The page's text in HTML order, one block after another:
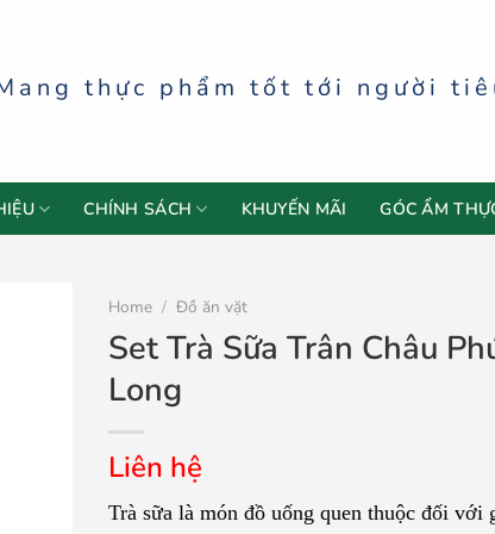
thực phẩm tốt tới người
CHÍNH SÁCH KHUYẾN MÃI GÓC ẨM
Home / Đồ ăn vặt
Set Trà Sữa Trân Châu
Long
Liên hệ
Trà sữa là món đồ uống quen thuộc đối với